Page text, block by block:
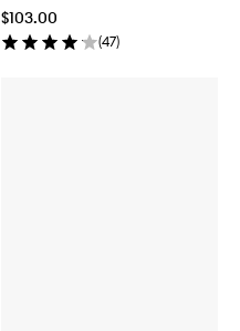
$103.00
(47)